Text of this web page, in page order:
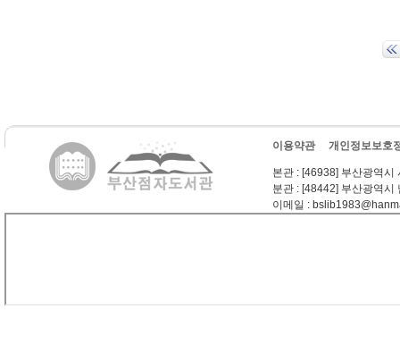
이용약관 개인정보보호
본관 : [46938] 부산광역시
분관 : [48442] 부산광역시
이메일 :